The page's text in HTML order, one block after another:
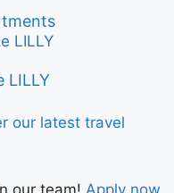
LILLY
our latest travel